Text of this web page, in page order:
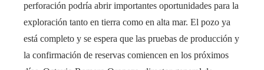
perforación podría abrir importantes oportunidades para la
exploración tanto en tierra como en alta mar. El pozo ya
está completo y se espera que las pruebas de producción y
la confirmación de reservas comiencen en los próximos